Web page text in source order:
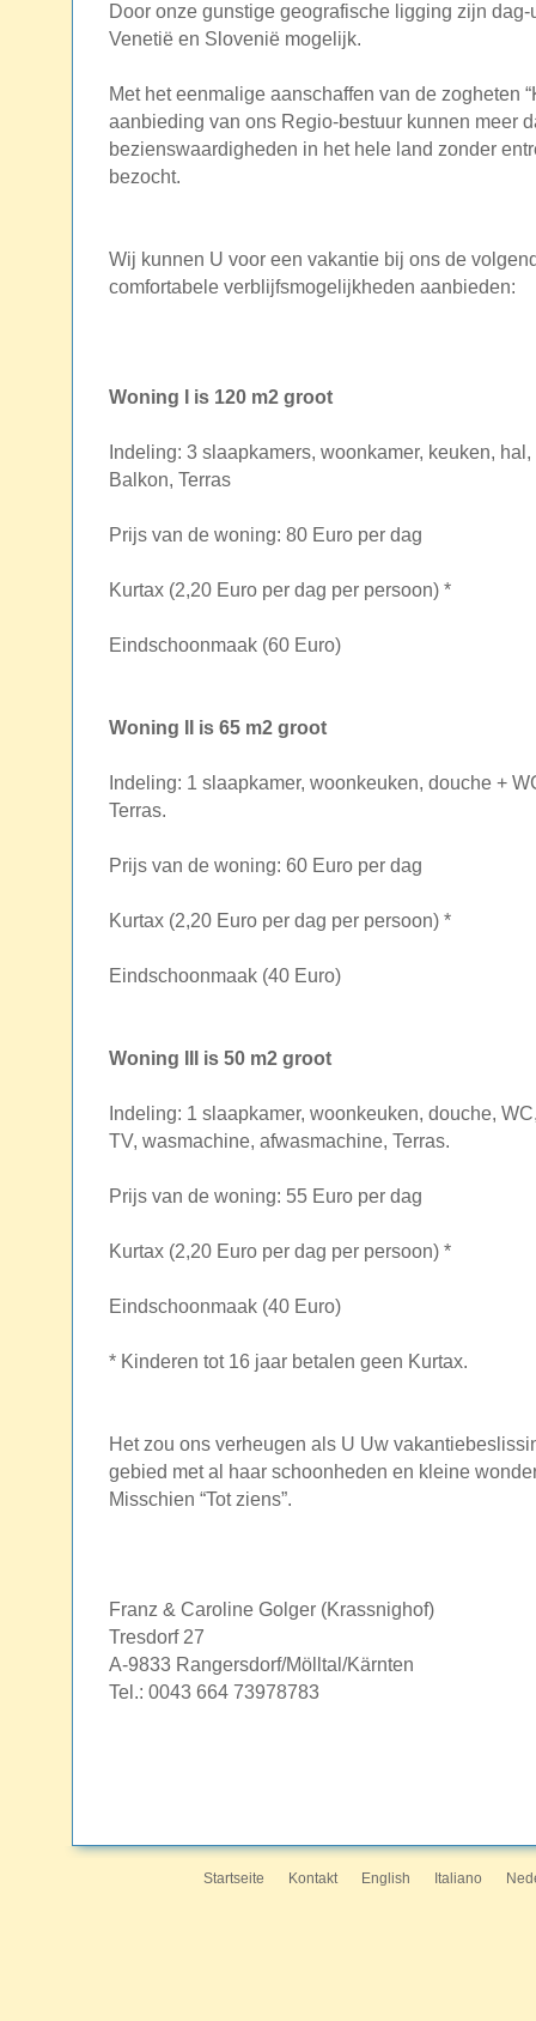
Door onze gunstige geografische ligging zijn
Venetië en Slovenië mogelijk.
Met het eenmalige aanschaffen van de zogheten
aanbieding van ons Regio-bestuur kunnen meer
bezienswaardigheden in het hele land zonder
bezocht.
Wij kunnen U voor een vakantie bij ons de
comfortabele verblijfsmogelijkheden aanbieden:
Woning I is 120 m2 groot
Indeling: 3 slaapkamers, woonkamer, keuken,
Balkon, Terras
Prijs van de woning: 80 Euro per dag
Kurtax (2,20 Euro per dag per persoon) *
Eindschoonmaak (60 Euro)
Woning II is 65 m2 groot
Indeling: 1 slaapkamer, woonkeuken, douche +
Terras.
Prijs van de woning: 60 Euro per dag
Kurtax (2,20 Euro per dag per persoon) *
Eindschoonmaak (40 Euro)
Woning III is 50 m2 groot
Indeling: 1 slaapkamer, woonkeuken, douche,
TV, wasmachine, afwasmachine, Terras.
Prijs van de woning: 55 Euro per dag
Kurtax (2,20 Euro per dag per persoon) *
Eindschoonmaak (40 Euro)
* Kinderen tot 16 jaar betalen geen Kurtax.
Het zou ons verheugen als U Uw
gebied met al haar schoonheden en kleine
Misschien “Tot ziens”.
Franz & Caroline Golger (Krassnighof)
Tresdorf 27
A-9833 Rangersdorf/Mölltal/Kärnten
Tel.: 0043 664 73978783
Startseite Kontakt English Italiano